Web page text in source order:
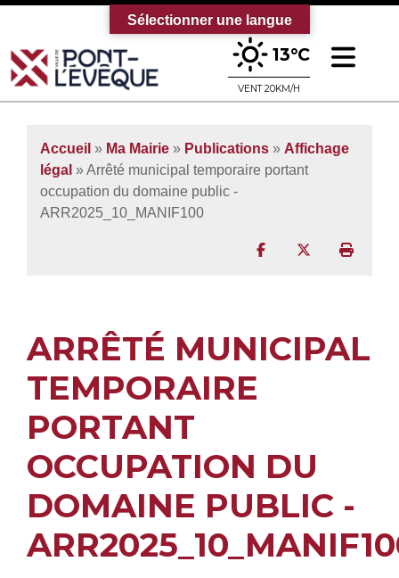
Bienvenue sur le site officiel de la
13°C
VENT 20KM/H
Accueil » Ma Mairie » Publications » Affichage
légal » Arrêté municipal temporaire portant
occupation du domaine public -
ARR2025_10_MANIF100
Partager surPartager sur
ARRÊTÉ MUNICIPAL
TEMPORAIRE
PORTANT
OCCUPATION DU
DOMAINE PUBLIC -
Sélectionner une langue